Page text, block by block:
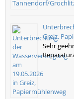
Greiz,
Sehr